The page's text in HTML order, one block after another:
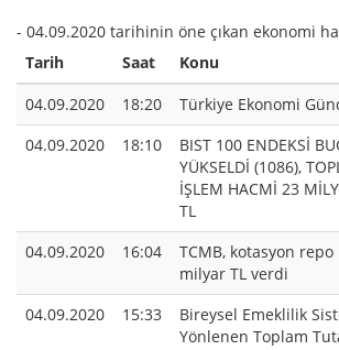
- 04.09.2020 tarihinin öne çıkan ekonomi
Tarih
Saat
Konu
04.09.2020
18:20
Türkiye Ekonomi
04.09.2020
18:10
BIST 100 ENDEKSİ
YÜKSELDİ (1086),
İŞLEM HACMİ 23
TL
04.09.2020
16:04
TCMB, kotasyon
milyar TL verdi
04.09.2020
15:33
Bireysel Emeklilik
Yönlenen Toplam